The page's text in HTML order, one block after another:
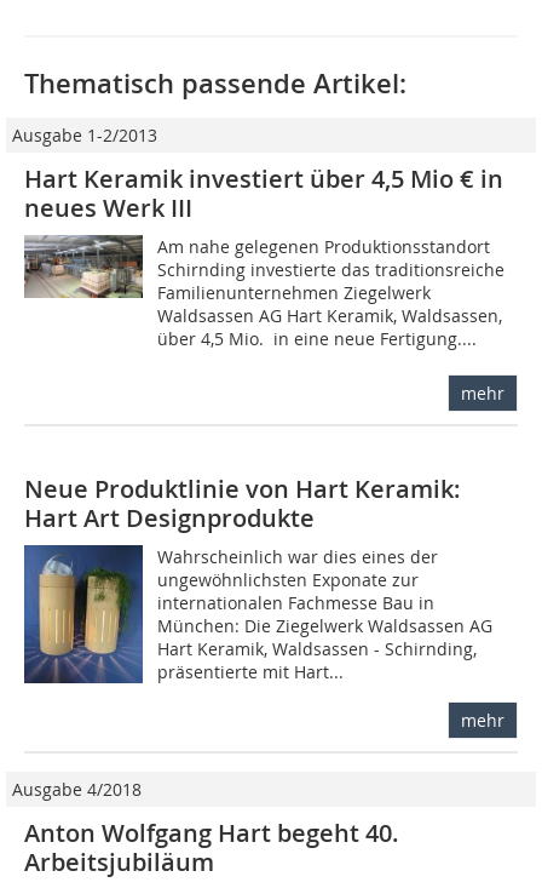
Thematisch passende Artikel:
Ausgabe 1-2/2013
Hart Keramik investiert über 4,5 Mio € in
neues Werk III
Am nahe gelegenen Produktionsstandort
Schirnding investierte das traditionsreiche
Familienunternehmen Ziegelwerk
Waldsassen AG Hart Keramik, Waldsassen,
über 4,5 Mio.  in eine neue Fertigung....
mehr
Neue Produktlinie von Hart Keramik:
Hart Art Designprodukte
Wahrscheinlich war dies eines der
ungewöhnlichsten Exponate zur
internationalen Fachmesse Bau in
München: Die Ziegelwerk Waldsassen AG
Hart Keramik, Waldsassen - Schirnding,
präsentierte mit Hart...
mehr
Ausgabe 4/2018
Anton Wolfgang Hart begeht 40.
Arbeitsjubiläum